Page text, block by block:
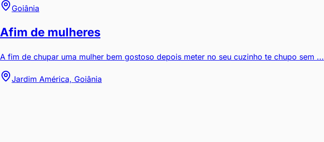
Goiânia
Afim de mulheres
A fim de chupar uma mulher bem gostoso depois meter no seu cuzinho te chupo sem ...
Jardim América, Goiânia